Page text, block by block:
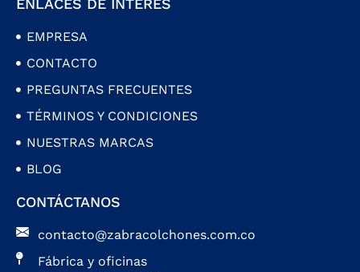
ENLACES DE INTERÉS
EMPRESA
CONTACTO
PREGUNTAS FRECUENTES
TÉRMINOS Y CONDICIONES
NUESTRAS MARCAS
BLOG
CONTÁCTANOS
contacto@zabracolchones.com.co
Fábrica y oficinas